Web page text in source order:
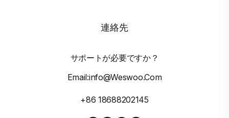
連絡先
サポートが必要ですか？
Email:info@weswoo.com
+86 18688202145